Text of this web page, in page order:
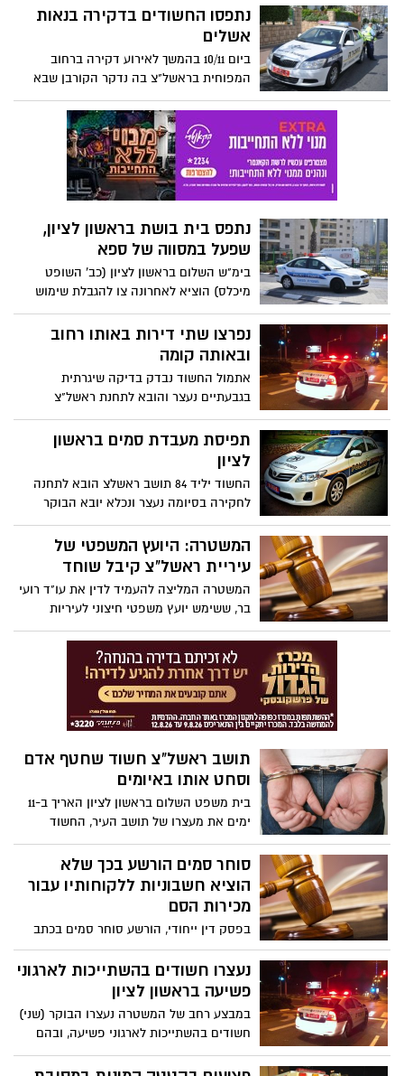
בצו של פקידת סעד .
נתפסו החשודים בדקירה בנאות
אשלים
ביום 10/11 בהמשך לאירוע דקירה ברחוב
המפוחית בראשל"צ בה נדקר הקורבן שבא
להפריד בין שניים שרבו ביניהם ולאחר שנדקר
נמלטו מהמקום.
נתפס בית בושת בראשון לציון,
שפעל במסווה של ספא
בימ"ש השלום בראשון לציון (כב' השופט
מיכלס) הוציא לאחרונה צו להגבלת שימוש
במקום למשך 90 יום לבית בושת בראשל"צ
בשם "ספא סחרוב 22". הנכס שימש כבית
בושת בראשון לציון, ופעל במסווה של ספא.
נפרצו שתי דירות באותו רחוב
ובאותה קומה
אתמול החשוד נבדק בדיקה שיגרתית
בגבעתיים נעצר והובא לתחנת ראשל"צ
לחקירה החשוד יליד 85 נחקר בסיום חקירתו
נכלא ויובא הבוקר להארכת מעצר.
תפיסת מעבדת סמים בראשון
לציון
החשוד יליד 84 תושב ראשלצ הובא לתחנה
לחקירה בסיומה נעצר ונכלא יובא הבוקר
להארכת מעצר.
המשטרה: היועץ המשפטי של
עיריית ראשל"צ קיבל שוחד
המשטרה המליצה להעמיד לדין את עו"ד רועי
בר, ששימש יועץ משפטי חיצוני לעיריות
ראשל"צ ורחובות וקיבל טובות הנאה במסגרת
תפקידו. לפי הדיווחים, בר היה מעורב בעבר
בפרשת עו"ד רונאל פישר
תושב ראשל"צ חשוד שחטף אדם
וסחט אותו באיומים
בית משפט השלום בראשון לציון האריך ב-11
ימים את מעצרו של תושב העיר, החשוד
שחטף אדם שהיה חייב לו כסף, כלא אותו
בדירה ברחובות וסחט אותו באיומים.
סוחר סמים הורשע בכך שלא
הוציא חשבוניות ללקוחותיו עבור
מכירות הסם
בפסק דין ייחודי, הורשע סוחר סמים בכתב
אישום אחד הן בעבירות סחר והן בעבירות מס
טכניות ובהן אי הודעה על פתיחת עסק, אי
הגשת דוחות ואי ניהול ספרים לגבי הפעילות
חקירה משותפת ליחידת יהלום ברשות המסים
נעצרו חשודים בהשתייכות לארגוני
פשיעה בראשון לציון
במבצע רחב של המשטרה נעצרו הבוקר (שני)
חשודים בהשתייכות לארגוני פשיעה, ובהם
דמויות מפתח גם מראשון לציון.פריצת הדרך
בפרשה אירעה לפני כמה שנים. מידע מודיעני